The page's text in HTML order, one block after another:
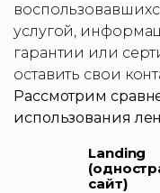
услугой,
гарантии или
оставить свои
Рассмотрим
использования
Landing
сайт)